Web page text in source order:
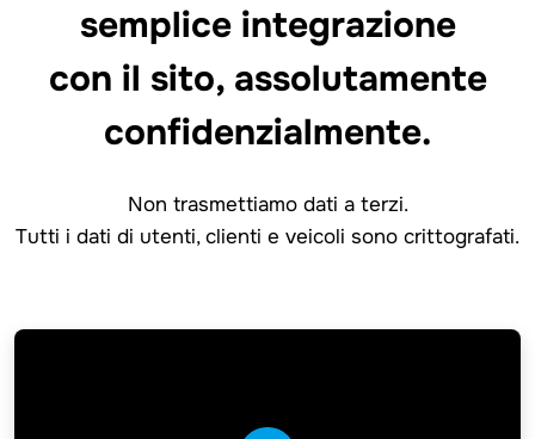
semplice integrazione
con il sito, assolutamente
confidenzialmente.
Non trasmettiamo dati a terzi.
Tutti i dati di utenti, clienti e veicoli sono crittografati.